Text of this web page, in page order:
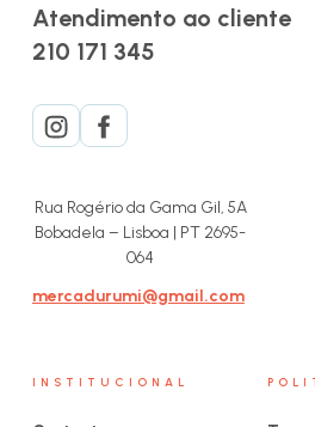
Atendimento ao cliente
210 171 345
Rua Rogério da Gama Gil, 5A
Bobadela – Lisboa | PT 2695-
064
mercadurumi@gmail.com
INSTITUCIONAL